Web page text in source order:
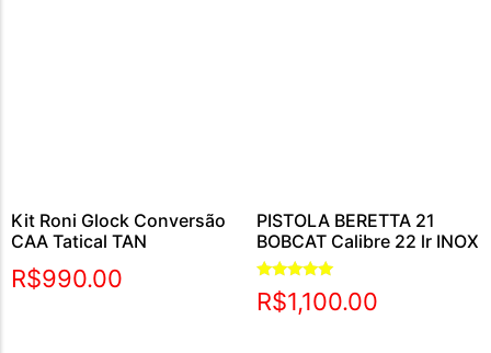
Kit Roni Glock Conversão
CAA Tatical TAN
R$990.00
PISTOLA BERETTA 21
BOBCAT Calibre 22 lr INOX
Avaliação
5.00
R$1,100.00